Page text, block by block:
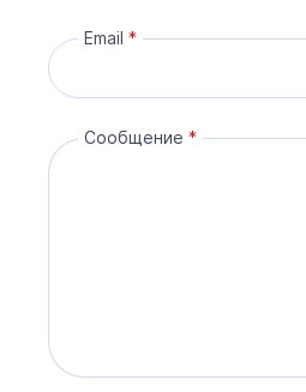
Email
Сообщение